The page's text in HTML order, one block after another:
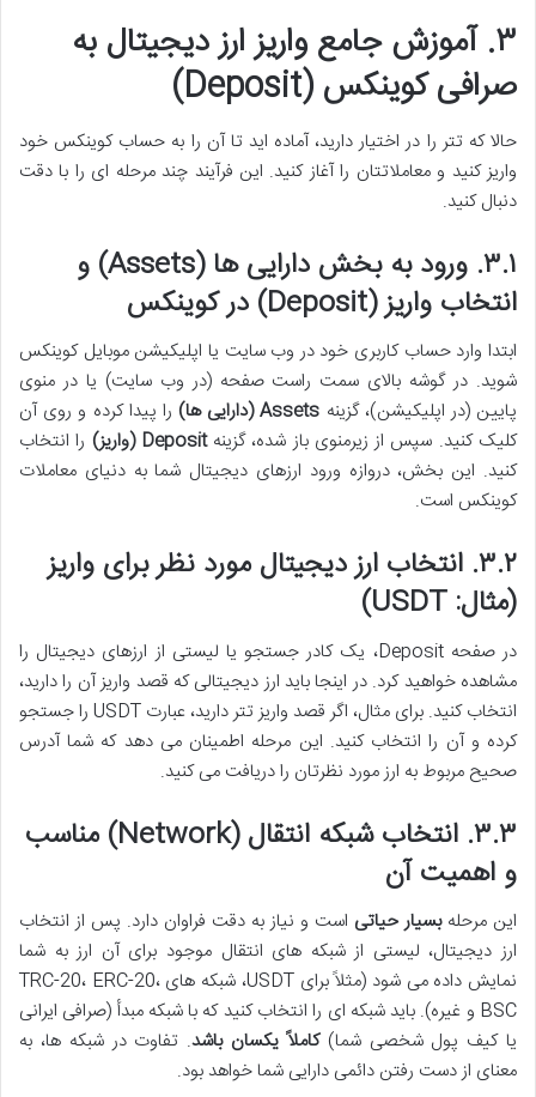
۳. آموزش جامع واریز ارز دیجیتال به
صرافی کوینکس (Deposit)
حالا که تتر را در اختیار دارید، آماده اید تا آن را به حساب کوینکس خود
واریز کنید و معاملاتتان را آغاز کنید. این فرآیند چند مرحله ای را با دقت
دنبال کنید.
۳.۱. ورود به بخش دارایی ها (Assets) و
انتخاب واریز (Deposit) در کوینکس
ابتدا وارد حساب کاربری خود در وب سایت یا اپلیکیشن موبایل کوینکس
شوید. در گوشه بالای سمت راست صفحه (در وب سایت) یا در منوی
پایین (در اپلیکیشن)، گزینه Assets (دارایی ها)
را پیدا کرده و روی آن
کلیک کنید. سپس از زیرمنوی باز شده، گزینهDeposit (واریز)
را انتخاب
کنید. این بخش، دروازه ورود ارزهای دیجیتال شما به دنیای معاملات
کوینکس است.
۳.۲. انتخاب ارز دیجیتال مورد نظر برای واریز
(مثال: USDT)
در صفحه Deposit، یک کادر جستجو یا لیستی از ارزهای دیجیتال را
مشاهده خواهید کرد. در اینجا باید ارز دیجیتالی که قصد واریز آن را دارید،
انتخاب کنید. برای مثال، اگر قصد واریز تتر دارید، عبارت USDT را جستجو
کرده و آن را انتخاب کنید. این مرحله اطمینان می دهد که شما آدرس
صحیح مربوط به ارز مورد نظرتان را دریافت می کنید.
۳.۳. انتخاب شبکه انتقال (Network) مناسب
و اهمیت آن
این مرحلهبسیار حیاتی است و نیاز به دقت فراوان دارد. پس از انتخاب
ارز دیجیتال، لیستی از شبکه های انتقال موجود برای آن ارز به شما
نمایش داده می شود (مثلاً برای USDT، شبکه های TRC-20، ERC-20،
BSC و غیره). باید شبکه ای را انتخاب کنید که با شبکه مبدأ (صرافی ایرانی
یا کیف پول شخصی شما)کاملاً یکسان باشد. تفاوت در شبکه ها، به
معنای از دست رفتن دائمی دارایی شما خواهد بود.